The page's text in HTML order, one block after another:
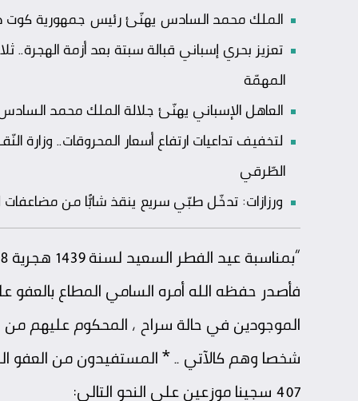
الملك محمد السادس يهنّئ رئيس جمهورية كوت
تعزيز بحري إسباني قبالة سبتة بعد أزمة
المهمّة
العاهل الإسباني يهنّئ جلالة الملك محمد السادس
لتخفيف تداعيات ارتفاع أسعار المحروقات..
الطّرقي
ورزازات: تدخّل طبّي سريع ينقذ شابًّا من
فأصدر حفظه الله أمره السامي المطاع
شخصا وهم كالآتي .. * المستفيدون من العفو
407 سجينا موزعين على النحو التالي: